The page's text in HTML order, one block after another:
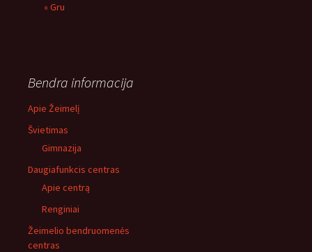
« Gru
Bendra informacija
Apie Žeimelį
Švietimas
Gimnazija
Daugiafunkcis centras
Apie centrą
Renginiai
Žeimelio bendruomenės
centras